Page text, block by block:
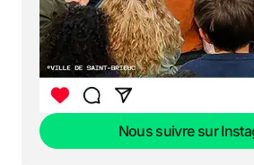
Nous suivre sur